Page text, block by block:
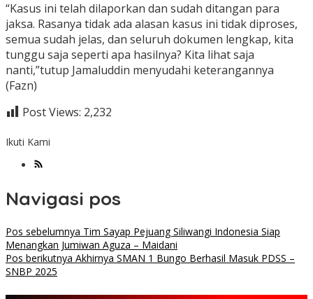
“Kasus ini telah dilaporkan dan sudah ditangan para
jaksa. Rasanya tidak ada alasan kasus ini tidak diproses,
semua sudah jelas, dan seluruh dokumen lengkap, kita
tunggu saja seperti apa hasilnya? Kita lihat saja
nanti,”tutup Jamaluddin menyudahi keterangannya
(Fazn)
Post Views: 2,232
Ikuti Kami
Navigasi pos
Pos sebelumnya Tim Sayap Pejuang Siliwangi Indonesia Siap
Menangkan Jumiwan Aguza – Maidani
Pos berikutnya Akhirnya SMAN 1 Bungo Berhasil Masuk PDSS –
SNBP 2025